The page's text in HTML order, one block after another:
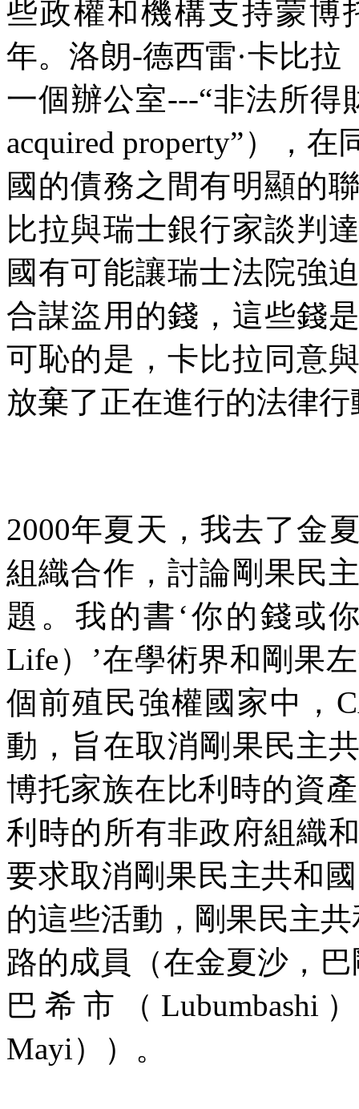
些政權和機構支持蒙博
年。洛朗-德西雷·卡比拉
一個辦公室---“非法所得
acquired property”），在
國的債務之間有明顯的
比拉與瑞士銀行家談判
國有可能讓瑞士法院強
合謀盜用的錢，這些錢
可恥的是，卡比拉同意
放棄了正在進行的法律行
2000年夏天，我去了金
組織合作，討論剛果民
題。我的書‘你的錢或
Life）’在學術界和剛果
個前殖民強權國家中，
動，旨在取消剛果民主
博托家族在比利時的資產
利時的所有非政府組織
要求取消剛果民主共和
的這些活動，剛果民主
路的成員（在金夏沙，
巴希市（ Lubumbashi
Mayi））。